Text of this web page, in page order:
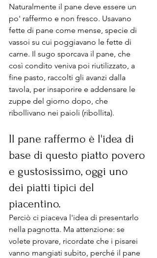
Naturalmente il pane deve essere un
po' raffermo e non fresco. Usavano
fette di pane come mense, specie di
vassoi su cui poggiavano le fette di
carne. Il sugo sporcava il pane, che
così condito veniva poi riutilizzato, a
fine pasto, raccolti gli avanzi dalla
tavola, per insaporire e addensare le
zuppe del giorno dopo, che
ribollivano nei paioli (ribollita).
Il pane raffermo è l'idea di
base di questo piatto povero
e gustosissimo, oggi uno
dei piatti tipici del
piacentino.
Perciò ci piaceva l'idea di presentarlo
nella pagnotta. Ma attenzione: se
volete provare, ricordate che i pisarei
vanno mangiati subito, perché il pane